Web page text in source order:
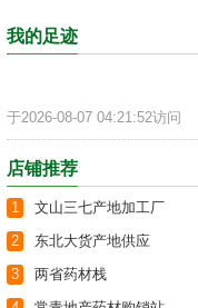
我的足迹
于2026-08-07 04:21:52访问
店铺推荐
1
文山三七产地加工厂
2
东北大货产地供应
3
两省药材栈